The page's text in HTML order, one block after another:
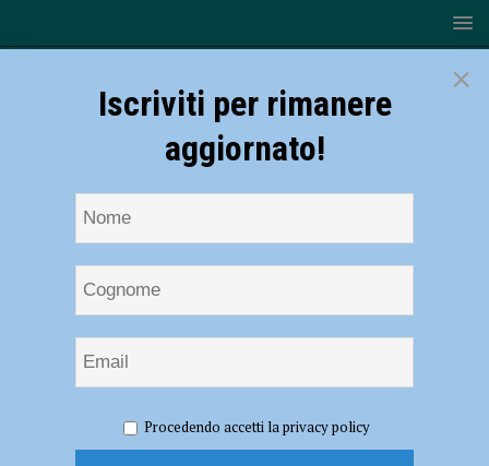
Marathon, le modifiche alla viabilità
×
Iscriviti per rimanere
aggiornato!
Procedendo accetti la privacy policy